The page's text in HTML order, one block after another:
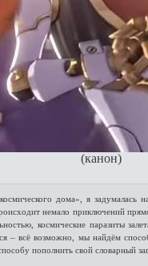
(канон)
дома», я
немало приключений
космические паразиты
– всё возможно, мы найдём
пополнить свой словарный